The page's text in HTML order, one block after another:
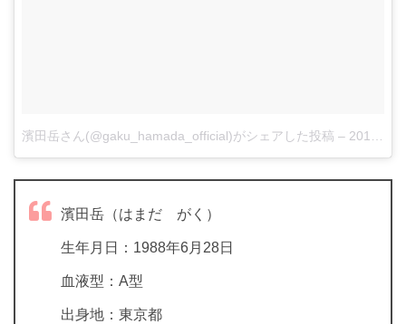
濱田岳さん(@gaku_hamada_official)がシェアした投稿 – 2018年 7月月8日午前4時05分PDT
濱田岳（はまだ がく）
生年月日：1988年6月28日
血液型：A型
出身地：東京都